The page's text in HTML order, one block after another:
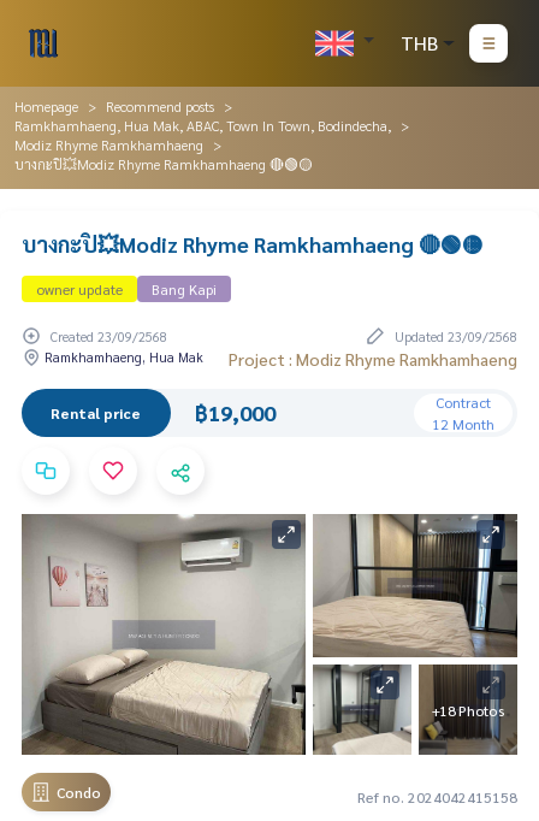
THB
Homepage
Recommend posts
Ramkhamhaeng, Hua Mak, ABAC, Town In Town, Bodindecha,
Modiz Rhyme Ramkhamhaeng
บางกะปิ💥Modiz Rhyme Ramkhamhaeng 🔴🟢🟡
บางกะปิ💥Modiz Rhyme Ramkhamhaeng 🔴🟢🟡
owner update Bang Kapi
Created 23/09/2568
Updated 23/09/2568
Ramkhamhaeng, Hua Mak
Project : Modiz Rhyme Ramkhamhaeng
Rental price ฿19,000
Contract
12 Month
+18 Photos
Condo Ref no. 2024042415158